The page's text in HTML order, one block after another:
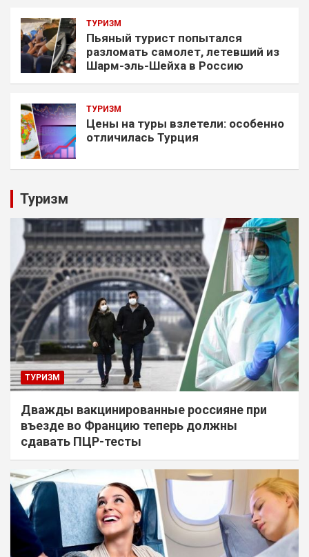
ТУРИЗМ
Пьяный турист попытался
разломать самолет, летевший из
Шарм-эль-Шейха в Россию
ТУРИЗМ
Цены на туры взлетели: особенно
отличилась Турция
Туризм
ТУРИЗМ
Дважды вакцинированные россияне при
въезде во Францию теперь должны
сдавать ПЦР-тесты